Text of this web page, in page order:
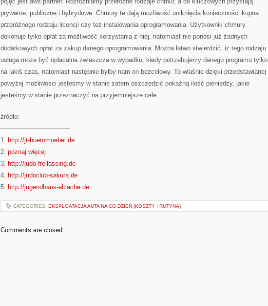
prywatne, publiczne i hybrydowe. Chmury te dają możliwość uniknięcia konieczności kupna
przeróżnego rodzaju licencji czy też instalowania oprogramowania. Użytkownik chmury
dokonuje tylko opłat za możliwość korzystania z niej, natomiast nie ponosi już żadnych
dodatkowych opłat za zakup danego oprogramowania. Można łatwo stwierdzić, iż tego rodzaju
usługa może być opłacalna zwłaszcza w wypadku, kiedy potrzebujemy danego programu tylko
na jakiś czas, natomiast następnie byłby nam on bezcelowy. To właśnie dzięki przedstawianej
powyżej możliwości jesteśmy w stanie zatem oszczędzić pokaźną ilość pieniędzy, jakie
jesteśmy w stanie przeznaczyć na przyjemniejsze cele.
źródło:
———————————
1. http://jt-bueromoebel.de
2. poznaj więcej
3. http://judo-freilassing.de
4. http://judoclub-sakura.de
5. http://jugendhaus-altlache.de
CATEGORIES: EKSPLOATACJA AUTA NA CO DZIEŃ (KOSZTY I RUTYNA)
Comments are closed.